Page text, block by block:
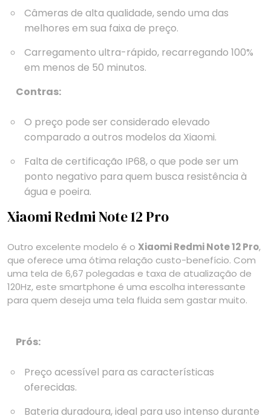
Câmeras de alta qualidade, sendo uma das
melhores em sua faixa de preço.
Carregamento ultra-rápido, recarregando 100%
em menos de 50 minutos.
Contras:
O preço pode ser considerado elevado
comparado a outros modelos da Xiaomi.
Falta de certificação IP68, o que pode ser um
ponto negativo para quem busca resistência à
água e poeira.
Xiaomi Redmi Note 12 Pro
Outro excelente modelo é o Xiaomi Redmi Note 12 Pro,
que oferece uma ótima relação custo-benefício. Com
uma tela de 6,67 polegadas e taxa de atualização de
120Hz, este smartphone é uma escolha interessante
para quem deseja uma tela fluida sem gastar muito.
Prós:
Preço acessível para as características
oferecidas.
Bateria duradoura, ideal para uso intenso durante